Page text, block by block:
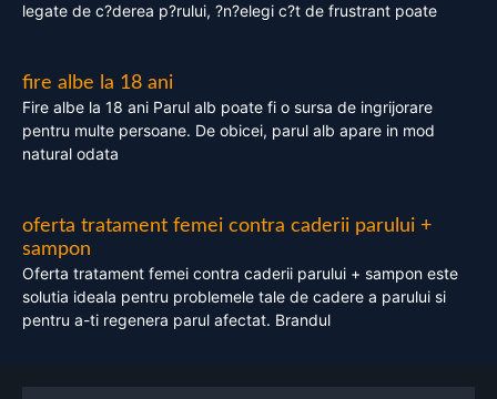
legate de c?derea p?rului, ?n?elegi c?t de frustrant poate
fire albe la 18 ani
Fire albe la 18 ani Parul alb poate fi o sursa de ingrijorare
pentru multe persoane. De obicei, parul alb apare in mod
natural odata
oferta tratament femei contra caderii parului +
sampon
Oferta tratament femei contra caderii parului + sampon este
solutia ideala pentru problemele tale de cadere a parului si
pentru a-ti regenera parul afectat. Brandul